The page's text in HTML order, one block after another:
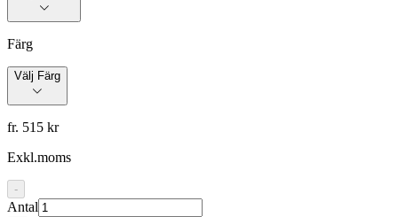
Färg
Välj Färg
fr. 515 kr
Exkl.moms
-
Antal